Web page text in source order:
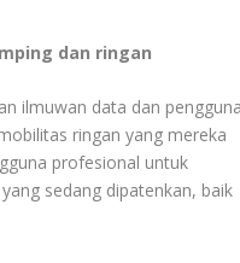
dan ringan
ilmuwan data dan pengguna
ringan yang mereka
profesional untuk
sedang dipatenkan, baik